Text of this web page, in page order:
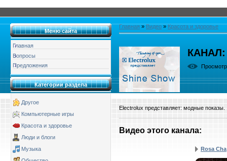
Меню сайта
Главная
Вопросы
Предложения
Категории раздела
Другое
Компьютерные игры
Красота и здоровье
Люди и блоги
Музыка
Главная » Видео » Красота и здоровье
КАНАЛ:
Electrolux представляет: модные показы.
Видео этого канала:
Rosa Cha